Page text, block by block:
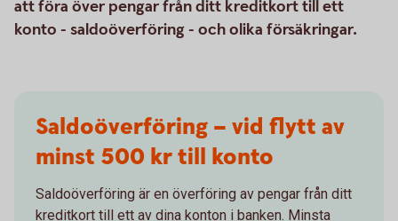
att föra över pengar från ditt kreditkort till ett
konto - saldoöverföring - och olika försäkringar.
Saldoöverföring – vid flytt av
minst 500 kr till konto
Saldoöverföring är en överföring av pengar från ditt
kreditkort till ett av dina konton i banken. Minsta